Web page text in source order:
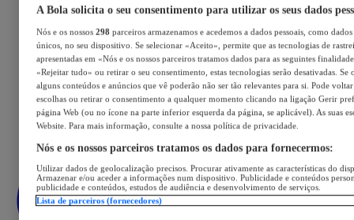
A Bola solicita o seu consentimento para utilizar os seus dados
Nós e os nossos 298 parceiros armazenamos e acedemos a dados pessoais, como
únicos, no seu dispositivo. Se selecionar «Aceito», permite que as tecnologias de
apresentadas em «Nós e os nossos parceiros tratamos dados para as seguintes
«Rejeitar tudo» ou retirar o seu consentimento, estas tecnologias serão desativadas. Se
alguns conteúdos e anúncios que vê poderão não ser tão relevantes para si. Pode voltar
escolhas ou retirar o consentimento a qualquer momento clicando na ligação Gerir
página Web (ou no ícone na parte inferior esquerda da página, se aplicável). As suas
Website. Para mais informação, consulte a nossa política de privacidade.
Nós e os nossos parceiros tratamos os dados para fornecermos:
Utilizar dados de geolocalização precisos. Procurar ativamente as características do
Armazenar e/ou aceder a informações num dispositivo. Publicidade e conteúdos
publicidade e conteúdos, estudos de audiência e desenvolvimento de serviços.
Lista de parceiros (fornecedores)